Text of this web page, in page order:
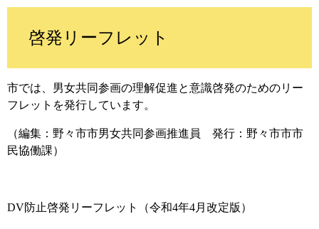
啓発リーフレット
市では、男女共同参画の理解促進と意識啓発のためのリー
フレットを発行しています。
（編集：野々市市男女共同参画推進員 発行：野々市市市
民協働課）
DV防止啓発リーフレット（令和4年4月改定版）